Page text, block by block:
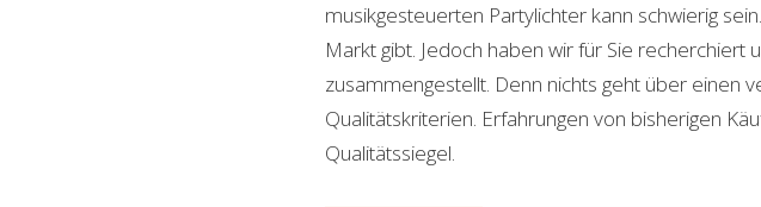
musikgesteuerten Partylichter kann schwierig
Markt gibt. Jedoch haben wir für Sie
zusammengestellt. Denn nichts geht über einen
Qualitätskriterien. Erfahrungen von bisherigen
Qualitätssiegel.